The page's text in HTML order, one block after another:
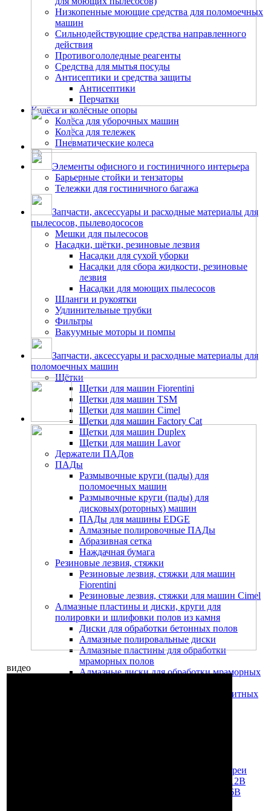
Низкопенные моющие средства для поломоечных
машин
Сильнодействующие средства направленного
действия
Противогололедные реагенты
Средства для мытья посуды
Антисептики и средства защиты
Антисептики
Перчатки
Колёса и колёсные опоры
Колёса для уборочных машин
Колёса для тележек
Пневматические колеса
Элементы офисного и гостиничного интерьера
Барьерные стойки и тензаторы
Тележки для гостиничного багажа
Запчасти, аксессуары и расходные материалы для
пылесосов, пылеводососов
Мешки для пылесосов
Насадки, щётки, резиновые лезвия
Насадки для сухой уборки
Насадки для сбора жидкости, резиновые
лезвия
Насадки для моющих пылесосов
Шланги и рукоятки
Удлинительные трубки
Фильтры
Вакуумные моторы и помпы
Запчасти, аксессуары и расходные материалы для
поломоечных машин
Щётки
Щетки для машин Fiorentini
Щетки для машин TSM
Щетки для машин Cimel
Щетки для машин Factory Cat
Щетки для машин Duplex
Щетки для машин Lavor
Держатели ПАДов
ПАДы
Размывочные круги (пады) для
поломоечных машин
Размывочные круги (пады) для
дисковых(роторных) машин
ПАДы для машины EDGE
Алмазные полировочные ПАДы
Абразивная сетка
Наждачная бумага
Резиновые лезвия, стяжки
Резиновые лезвия, стяжки для машин
Fiorentini
Резиновые лезвия, стяжки для машин Cimel
Алмазные пластины и диски, круги для
полировки и шлифовки полов из камня
Диски для обработки бетонных полов
Алмазные полировальные диски
Алмазные пластины для обработки
мраморных полов
Алмазные диски для обработки мраморных
Алмазные диски для обработки гранитных
Литий-ионные аккумуляторные батареи
Необслуживаемые тяговые батареи 12В
Необслуживаемые тяговые батареи 6В
видео